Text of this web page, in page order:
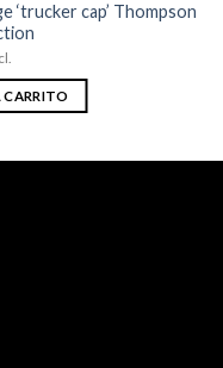
‘trucker cap’ Thompson
CARRITO